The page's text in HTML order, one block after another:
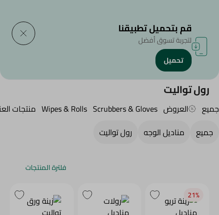
الرئيسية /الجمال والعناية الشخصية
Toilet Rolls
رول تواليت
جميع العروض Scrubbers & Gloves
Wipes & Rolls منتجات
جميع
مناديل الوجه رول تواليت
فلترة المنتجات
21‎%‎
قم بتحميل تطبيقنا
لتجربة تسوق أفضل
تحميل